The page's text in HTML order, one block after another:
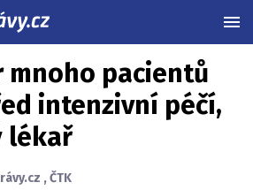
mnoho pacientů
intenzivní péčí,
lékař
,ČTK